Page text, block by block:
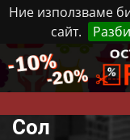
Ние използваме
сайт.
Събота, 8
Сол